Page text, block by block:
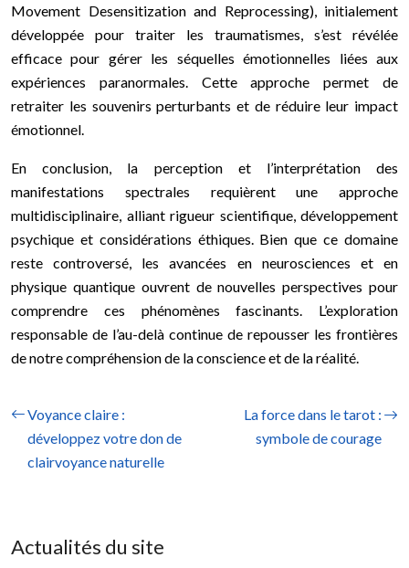
Movement Desensitization and Reprocessing), initialement
développée pour traiter les traumatismes, s’est révélée
efficace pour gérer les séquelles émotionnelles liées aux
expériences paranormales. Cette approche permet de
retraiter les souvenirs perturbants et de réduire leur impact
émotionnel.
En conclusion, la perception et l’interprétation des
manifestations spectrales requièrent une approche
multidisciplinaire, alliant rigueur scientifique, développement
psychique et considérations éthiques. Bien que ce domaine
reste controversé, les avancées en neurosciences et en
physique quantique ouvrent de nouvelles perspectives pour
comprendre ces phénomènes fascinants. L’exploration
responsable de l’au-delà continue de repousser les frontières
de notre compréhension de la conscience et de la réalité.
Voyance claire :
développez votre don de
clairvoyance naturelle
La force dans le tarot :
symbole de courage
Actualités du site